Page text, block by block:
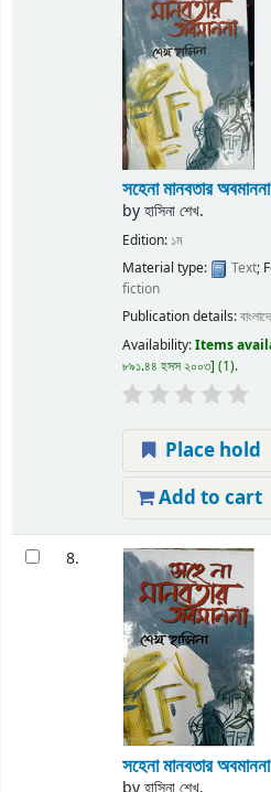
সহেনা মানবতার অবমাননা
byহাসিনা শেখ.
Edition: ১ম
Material type:
Text;
fiction
Publication details:
Availability:Items
৮৯১.৪৪ হসস ২০০৩ (1).
Place hold
Add to cart
8.
সহেনা মানবতার অবমাননা